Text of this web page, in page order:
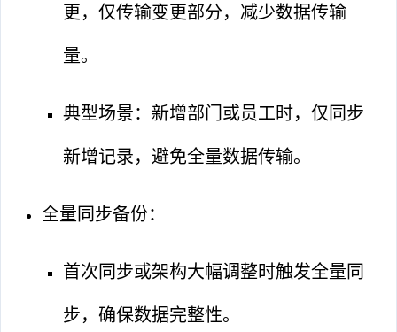
更，仅传输变更部分，减少数据传输
量。
典型场景：新增部门或员工时，仅同步
新增记录，避免全量数据传输。
全量同步备份：
首次同步或架构大幅调整时触发全量同
步，确保数据完整性。